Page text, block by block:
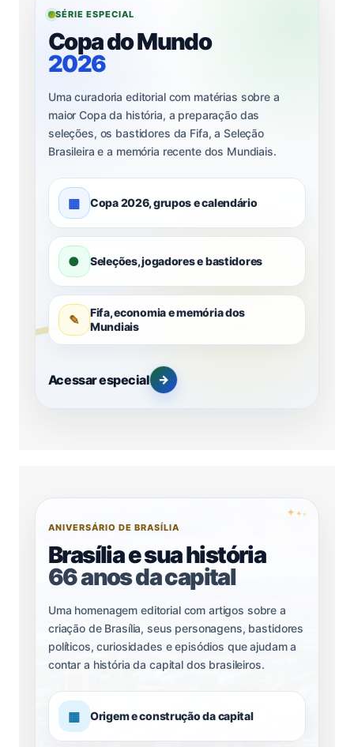
SÉRIE ESPECIAL
Copa do Mundo
2026
Uma curadoria editorial com matérias sobre a
maior Copa da história, a preparação das
seleções, os bastidores da Fifa, a Seleção
Brasileira e a memória recente dos Mundiais.
▦ Copa 2026, grupos e calendário
● Seleções, jogadores e bastidores
✎
Fifa, economia e memória dos
Mundiais
Acessar especial →
✦ ✦✦
ANIVERSÁRIO DE BRASÍLIA
Brasília e sua história
66 anos da capital
Uma homenagem editorial com artigos sobre a
criação de Brasília, seus personagens, bastidores
políticos, curiosidades e episódios que ajudam a
contar a história da capital dos brasileiros.
▦ Origem e construção da capital